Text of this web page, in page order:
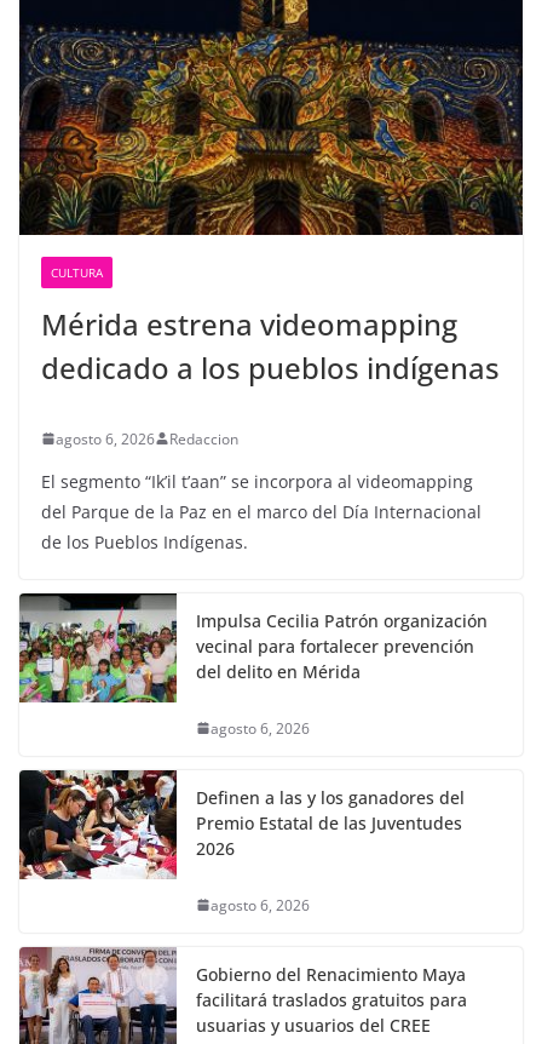
CULTURA
Mérida estrena videomapping
dedicado a los pueblos indígenas
agosto 6, 2026 Redaccion
El segmento “Ik’il t’aan” se incorpora al videomapping
del Parque de la Paz en el marco del Día Internacional
de los Pueblos Indígenas.
Impulsa Cecilia Patrón organización
vecinal para fortalecer prevención
del delito en Mérida
agosto 6, 2026
Definen a las y los ganadores del
Premio Estatal de las Juventudes
2026
agosto 6, 2026
Gobierno del Renacimiento Maya
facilitará traslados gratuitos para
usuarias y usuarios del CREE